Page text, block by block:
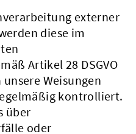
externer
diese im
Artikel 28 DSGVO
Weisungen
kontrolliert.
über
oder